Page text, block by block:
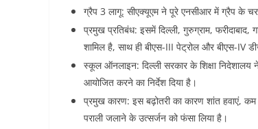
ग्रैप 3 लागू: सीएक्यूएम ने पूरे एनसीआर में ग्रैप के
प्रमुख प्रतिबंध: इसमें दिल्ली, गुरुग्राम, फरीदाबाद,
शामिल है, साथ ही बीएस-III पेट्रोल और बीएस-IV
स्कूल ऑनलाइन: दिल्ली सरकार के शिक्षा निदेशालय
आयोजित करने का निर्देश दिया है।
प्रमुख कारण: इस बढ़ोतरी का कारण शांत हवाएं,
पराली जलाने के उत्सर्जन को फंसा लिया है।